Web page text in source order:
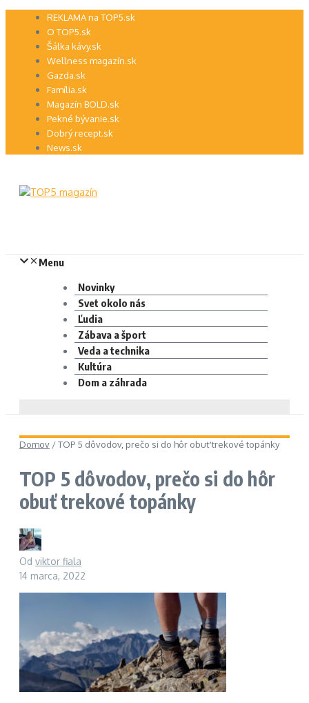
Preskočiť REKLAMA na TOP5.sk
O TOP5.sk
Šálka kávy.sk
Wellness magazín.sk
Gazda.sk
Família.sk
Magazín BOLD.sk
Pekné bývanie.sk
Dobrý recept.sk
News.sk
Menu
Novinky
Svet okolo nás
Ľudia
Zábava a šport
Veda a technika
Kultúra
Dom a záhrada
Domov /TOP 5 dôvodov, prečo si do hôr obuť trekové topánky
TOP 5 dôvodov, prečo si do hôr
obuť trekové topánky
Od viktor fiala
14 marca, 2022